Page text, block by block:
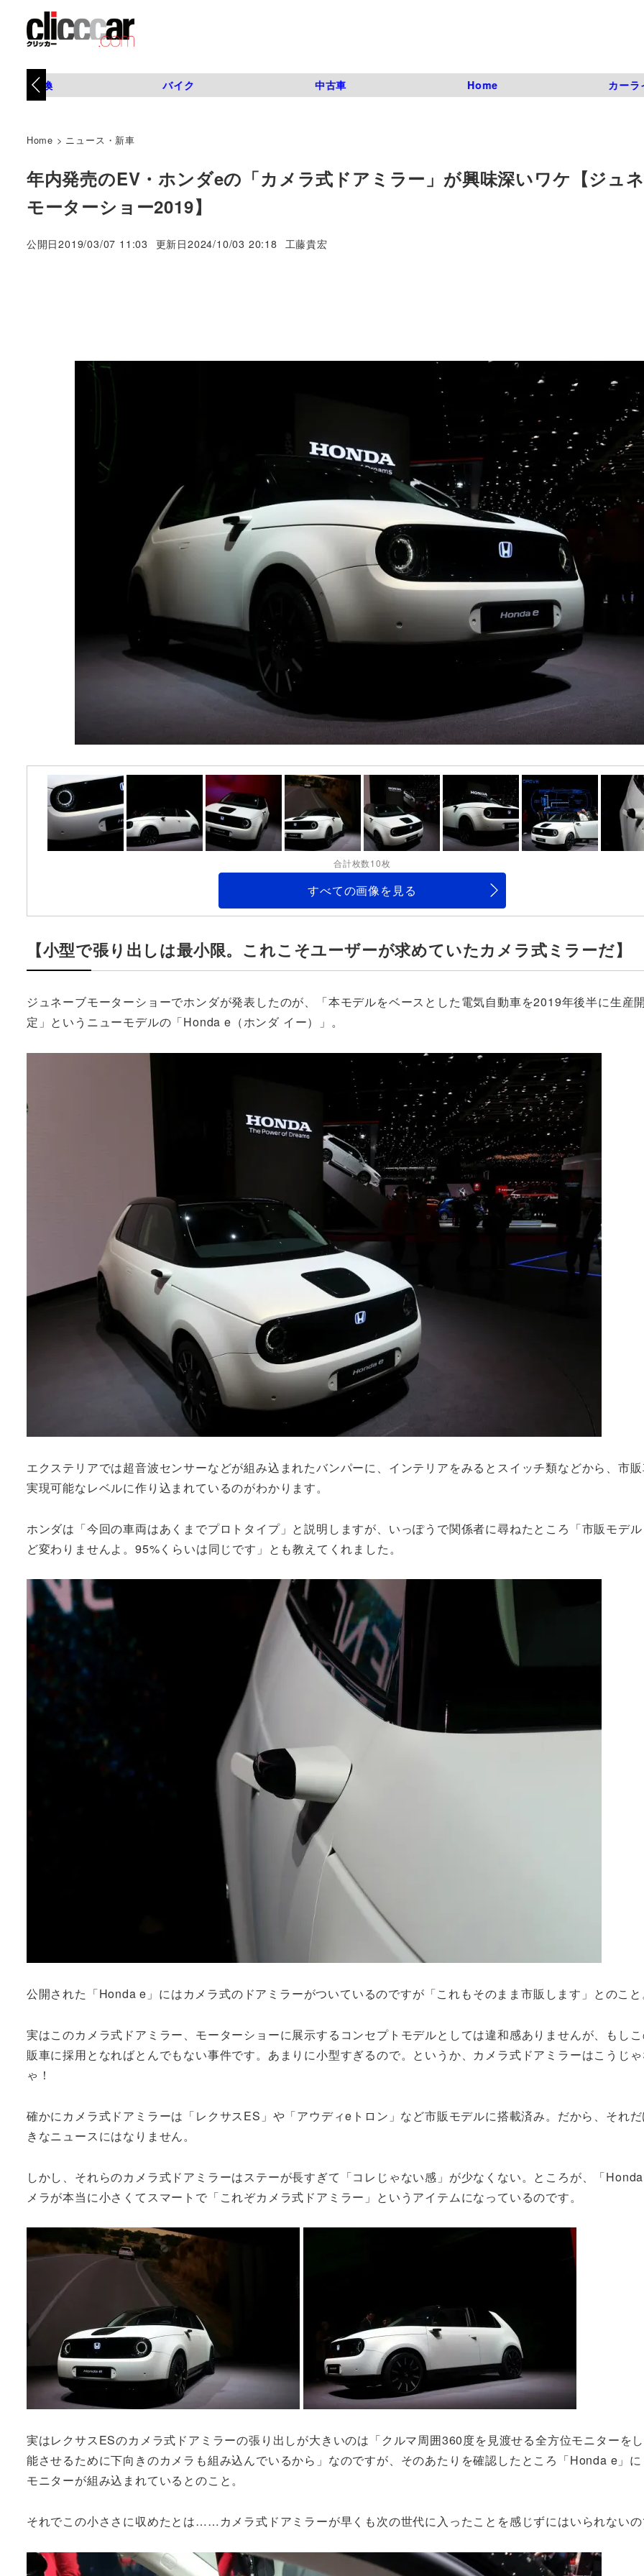
タイヤ交換 バイク 中古車 Home カーラ
Home > ニュース・新車
年内発売のEV・ホンダeの「カメラ式ドアミラー」が興味深いワケ【ジュ
モーターショー2019】
公開日2019/03/07 11:03 更新日2024/10/03 20:18
著
工藤貴宏
合計枚数10枚
すべての画像を見る
【小型で張り出しは最小限。これこそユーザーが求めていたカメラ式ミラーだ】
ジュネーブモーターショーでホンダが発表したのが、「本モデルをベースとした電気自動車を2019年後半に生産
定」というニューモデルの「Honda e（ホンダ イー）」。
エクステリアでは超音波センサーなどが組み込まれたバンパーに、インテリアをみるとスイッチ類などから、市
実現可能なレベルに作り込まれているのがわかります。
ホンダは「今回の車両はあくまでプロトタイプ」と説明しますが、いっぽうで関係者に尋ねたところ「市販モデ
ど変わりませんよ。95%くらいは同じです」とも教えてくれました。
公開された「Honda e」にはカメラ式のドアミラーがついているのですが「これもそのまま市販します」とのこ
実はこのカメラ式ドアミラー、モーターショーに展示するコンセプトモデルとしては違和感ありませんが、もし
販車に採用となればとんでもない事件です。あまりに小型すぎるので。というか、カメラ式ドアミラーはこうじゃ
ゃ！
確かにカメラ式ドアミラーは「レクサスES」や「アウディeトロン」など市販モデルに搭載済み。だから、それ
きなニュースにはなりません。
しかし、それらのカメラ式ドアミラーはステーが長すぎて「コレじゃない感」が少なくない。ところが、「
メラが本当に小さくてスマートで「これぞカメラ式ドアミラー」というアイテムになっているのです。
実はレクサスESのカメラ式ドアミラーの張り出しが大きいのは「クルマ周囲360度を見渡せる全方位モニターを
能させるために下向きのカメラも組み込んでいるから」なのですが、そのあたりを確認したところ「Honda e」
モニターが組み込まれているとのこと。
それでこの小ささに収めたとは……カメラ式ドアミラーが早くも次の世代に入ったことを感じずにはいられないの